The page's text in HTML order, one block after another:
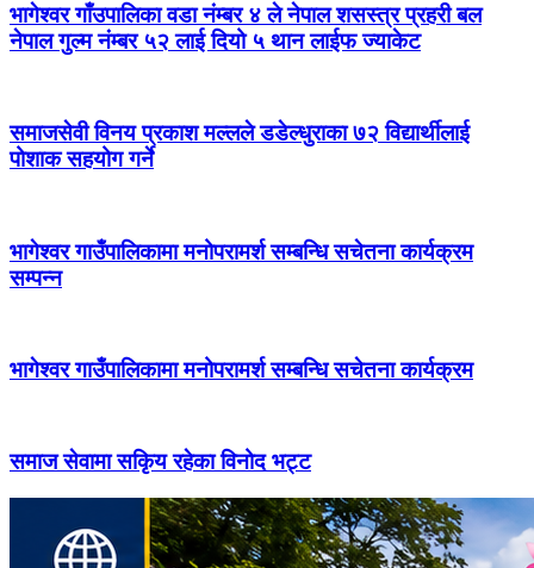
भागेश्वर गाँउपालिका वडा नंम्बर ४ ले नेपाल शसस्त्र प्रहरी बल
नेपाल गुल्म नंम्बर ५२ लाई दियो ५ थान लाईफ ज्याकेट
समाजसेवी विनय प्रकाश मल्लले डडेल्धुराका ७२ विद्यार्थीलाई
पोशाक सहयोग गर्ने
भागेश्वर गाउँपालिकामा मनोपरामर्श सम्बन्धि सचेतना कार्यक्रम
सम्पन्न
भागेश्वर गाउँपालिकामा मनोपरामर्श सम्बन्धि सचेतना कार्यक्रम
समाज सेवामा सकिृय रहेका विनोद भट्ट